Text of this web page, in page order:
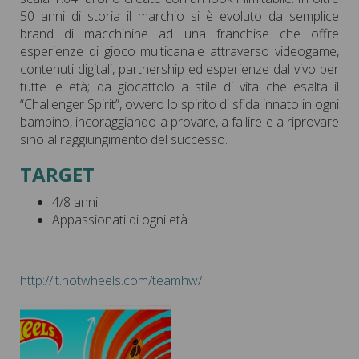
50 anni di storia il marchio si è evoluto da semplice
brand di macchinine ad una franchise che offre
esperienze di gioco multicanale attraverso videogame,
contenuti digitali, partnership ed esperienze dal vivo per
tutte le età; da giocattolo a stile di vita che esalta il
“Challenger Spirit”, ovvero lo spirito di sfida innato in ogni
bambino, incoraggiando a provare, a fallire e a riprovare
sino al raggiungimento del successo.
TARGET
4/8 anni
Appassionati di ogni età
http://it.hotwheels.com/teamhw/